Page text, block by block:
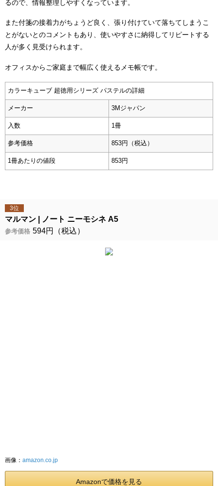
るので、情報整理しやすくなっています。
また付箋の接着力がちょうど良く、張り付けていて落ちてしまうこ
とがないとのコメントもあり、使いやすさに納得してリピートする
人が多く見受けられます。
オフィスからご家庭まで幅広く使えるメモ帳です。
カラーキューブ 超徳用シリーズ パステルの詳細
メーカー 3Mジャパン
入数 1冊
参考価格 853円（税込）
1冊あたりの値段 853円
画像： amazon.co.jp
3位
マルマン ノート ニーモシネ A5
参考価格 594円（税込）
Amazonで価格を見る